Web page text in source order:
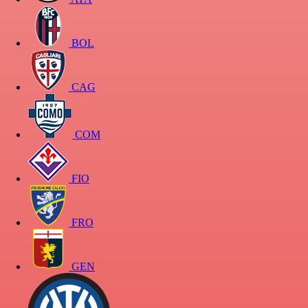
BOL
CAG
COM
FIO
FRO
GEN